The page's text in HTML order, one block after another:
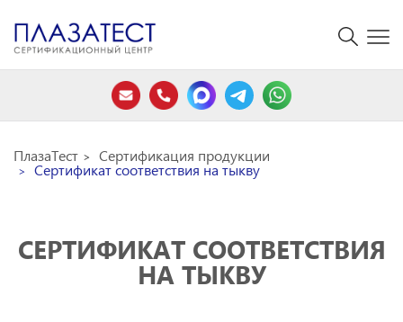
ПлазаТест Сертификация продукции
Сертификат соответствия на тыкву
СЕРТИФИКАТ СООТВЕТСТВИЯ
НА ТЫКВУ